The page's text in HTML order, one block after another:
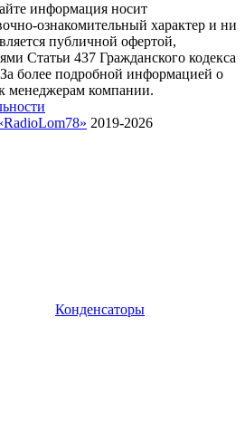
информация носит
ознакомительный характер и ни
публичной офертой,
Статьи 437 Гражданского кодекса
более подробной информацией о
менеджерам компании.
2019-2026
Конденсаторы